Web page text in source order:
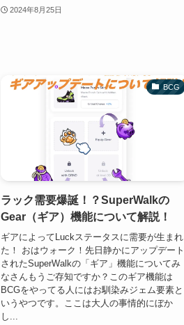
2024年8月25日
BCG
ラック需要爆誕！？SuperWalkの
Gear（ギア）機能について解説！
ギアによってLuckステータスに需要が生まれ
た！ おはウォーク！先日静かにアップデート
されたSuperWalkの「ギア」機能についてみ
なさんもうご存知ですか？このギア機能は
BCGをやってる人にはお馴染みジェム要素と
いうやつです。ここは大人の事情的にぼか
し...